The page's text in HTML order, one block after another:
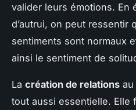
valider leurs émotions. En
d’autrui, on peut ressentir
sentiments sont normaux
ainsi le sentiment de
La création de relations
tout aussi essentielle. Elle